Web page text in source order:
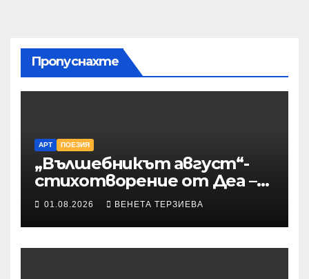
Пропуснахте
АРТ ПОЕЗИЯ
„Вълшебникът август“-
стихотворение от Деа –
Десислава Иванова
01.08.2026 ВЕНЕТА ТЕРЗИЕВА